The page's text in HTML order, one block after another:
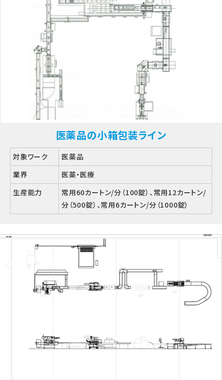
医薬品の小箱包装ライン
対象ワーク
医薬品
業界
医薬・医療
生産能力
常用60カートン/分（100錠）、常用12カートン/
分（500錠）、常用6カートン/分（1000錠）